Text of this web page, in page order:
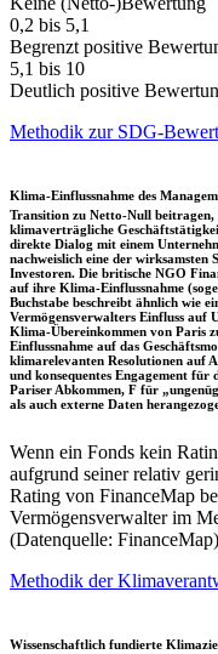
0,2 bis 5,1
Begrenzt positive
5,1 bis 10
Deutlich positive
Methodik zur SDG-
Klima-Einflussnahme des
Transition zu Netto-Null beitragen,
klimaverträgliche
direkte Dialog mit einem
nachweislich eine der
Investoren. Die britische NGO
auf ihre Klima-Einflussnahme
Buchstabe beschreibt ähnlich wie
Vermögensverwalters Einfluss auf
Klima-Übereinkommen von Paris
Einflussnahme auf das
klimarelevanten Resolutionen auf
und konsequentes Engagement
Pariser Abkommen, F für
als auch externe Daten
Wenn ein Fonds kein
aufgrund seiner relativ
Rating von FinanceMap
Vermögensverwalter im
(Datenquelle: FinanceMap)
Methodik der
Wissenschaftlich fundierte